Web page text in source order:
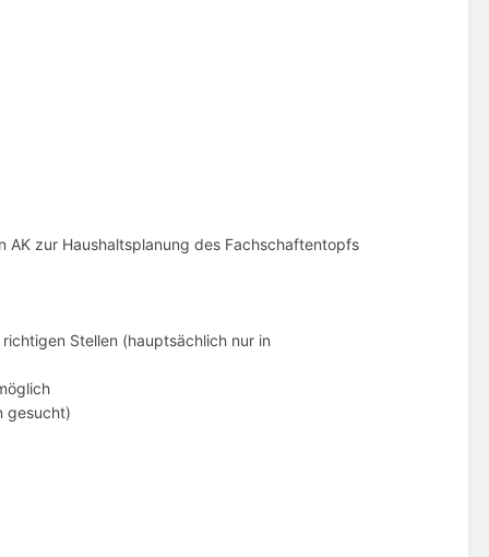
AK zur Haushaltsplanung des Fachschaftentopfs
Stellen (hauptsächlich nur in
gesucht)